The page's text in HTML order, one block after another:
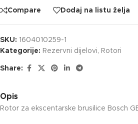
Compare Dodaj na listu želja
SKU: 1604010259-1
Kategorije: Rezervni dijelovi, Rotori
Share:
Opis
Rotor za ekscentarske brusilice Bosch